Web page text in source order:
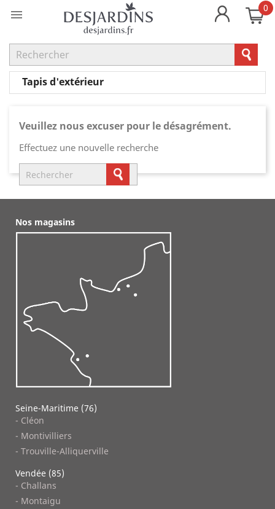
 0
Tapis d'extérieur
Veuillez nous excuser pour le désagrément.
Effectuez une nouvelle recherche
Nos magasins
Seine-Maritime (76)
- Cléon
- Montivilliers
- Trouville-Alliquerville
Vendée (85)
- Challans
- Montaigu